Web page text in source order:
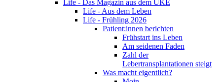
Life - Das Magazin aus dem UKE
Life - Aus dem Leben
Life - Frühling 2026
Patient:innen berichten
Frühstart ins Leben
Am seidenen Faden
Zahl der
Lebertransplantationen steigt
Was macht eigentlich?